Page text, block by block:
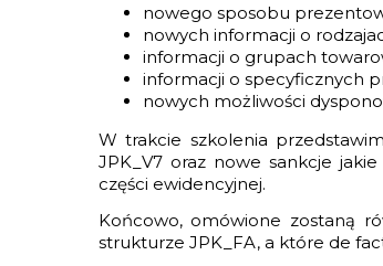
nowego sposobu
nowych informacji o
informacji o grupach
informacji o specyficznych
nowych możliwości
W trakcie szkolenia
JPK_V7 oraz nowe sankcje
części ewidencyjnej.
Końcowo, omówione zostaną
strukturze JPK_FA, a które de